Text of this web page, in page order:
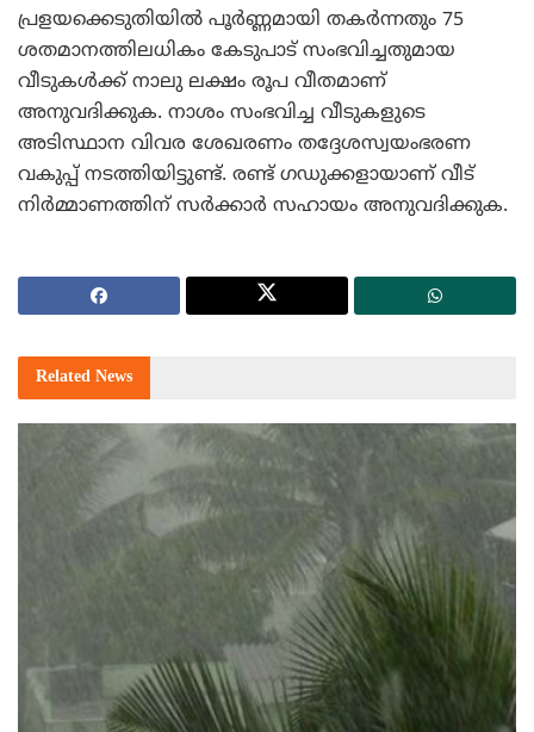
പ്രളയക്കെടുതിയില്‍ പൂര്‍ണ്ണമായി തകര്‍ന്നതും 75
ശതമാനത്തിലധികം കേടുപാട് സംഭവിച്ചതുമായ
വീടുകള്‍ക്ക് നാലു ലക്ഷം രൂപ വീതമാണ്
അനുവദിക്കുക. നാശം സംഭവിച്ച വീടുകളുടെ
അടിസ്ഥാന വിവര ശേഖരണം തദ്ദേശസ്വയംഭരണ
വകുപ്പ് നടത്തിയിട്ടുണ്ട്. രണ്ട് ഗഡുക്കളായാണ് വീട്
നിര്‍മ്മാണത്തിന് സര്‍ക്കാര്‍ സഹായം അനുവദിക്കുക.
Related News